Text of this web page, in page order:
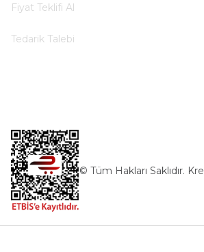
Fiyat Teklifi Al
Tedarik Talebi
© Tüm Hakları Saklıdır.